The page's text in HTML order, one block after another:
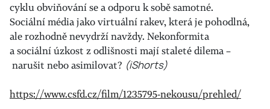
cyklu obviňování se a odporu k sobě samotné.
Sociální média jako virtuální rakev, která je pohodlná,
ale rozhodně nevydrží navždy. Nekonformita
a sociální úzkost z odlišnosti mají staleté dilema –
narušit nebo asimilovat? (iShorts)
https://www.csfd.cz/film/1235795-nekousu/prehled/